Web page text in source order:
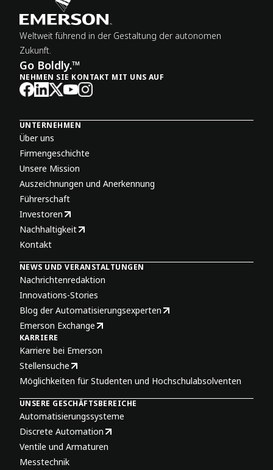
Weltweit führend in der Gestaltung der autonomen
Zukunft.
Go Boldly.™
NEHMEN SIE KONTAKT MIT UNS AUF
UNTERNEHMEN
Über uns
Firmengeschichte
Unsere Mission
Auszeichnungen und Anerkennung
Führerschaft
Investoren
Nachhaltigkeit
Kontakt
NEWS UND VERANSTALTUNGEN
Nachrichtenredaktion
Innovations-Stories
Blog der Automatisierungsexperten
Emerson Exchange
KARRIERE
Karriere bei Emerson
Stellensuche
Möglichkeiten für Studenten und Hochschulabsolventen
UNSERE GESCHÄFTSBEREICHE
Automatisierungssysteme
Discrete Automation
Ventile und Armaturen
Messtechnik